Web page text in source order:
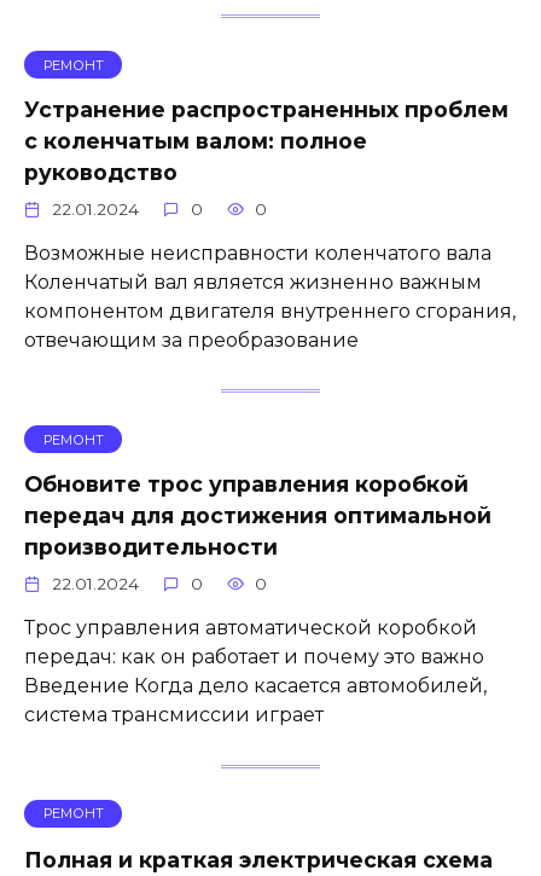
РЕМОНТ
Устранение распространенных проблем
с коленчатым валом: полное
руководство
22.01.2024 0 0
Возможные неисправности коленчатого вала
Коленчатый вал является жизненно важным
компонентом двигателя внутреннего сгорания,
отвечающим за преобразование
РЕМОНТ
Обновите трос управления коробкой
передач для достижения оптимальной
производительности
22.01.2024 0 0
Трос управления автоматической коробкой
передач: как он работает и почему это важно
Введение Когда дело касается автомобилей,
система трансмиссии играет
РЕМОНТ
Полная и краткая электрическая схема